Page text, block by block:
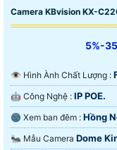
Camera KBvision KX-
5%-
👁 Hình Ành Chất Lượng :
🤖️ Công Nghệ : IP POE.
🌚 Xem ban đêm : Hồng
🐜 Mẫu Camera Dome